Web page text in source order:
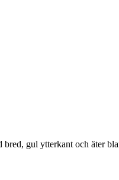
gul ytterkant och äter